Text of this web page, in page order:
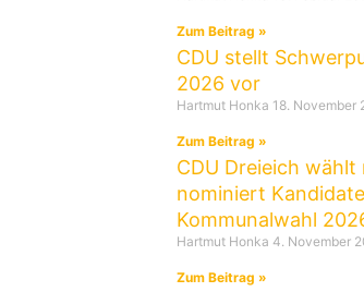
Zum Beitrag »
CDU stellt
2026 vor
Hartmut Honka 18. November
Zum Beitrag »
CDU Dreieich
nominiert
Kommunalwahl
Hartmut Honka 4. November
Zum Beitrag »